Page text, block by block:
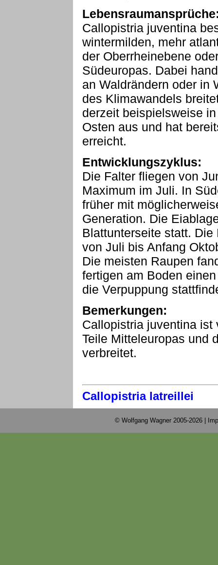
Callopistria juventina
wintermilden, mehr
der Oberrheinebene
Südeuropas. Dabei
an Waldrändern oder in
des Klimawandels
derzeit beispielsweise
Osten aus und hat
erreicht.
Entwicklungszyklus:
Die Falter fliegen von
Maximum im Juli. In
früher mit
Generation. Die
Blattunterseite statt.
von Juli bis Anfang
Die meisten Raupen
fertigen am Boden
die Verpuppung
Bemerkungen:
Callopistria juventina ist
Teile Mitteleuropas und
verbreitet.
Callopistria latreillei
© Wolfgang Wagner 2005-2026 |